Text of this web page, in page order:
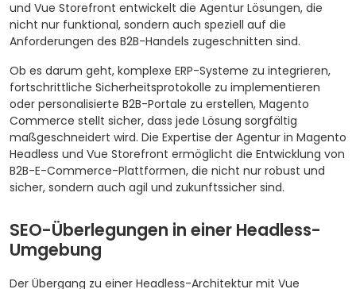
und Vue Storefront entwickelt die Agentur Lösungen, die
nicht nur funktional, sondern auch speziell auf die
Anforderungen des B2B-Handels zugeschnitten sind.
Ob es darum geht, komplexe ERP-Systeme zu integrieren,
fortschrittliche Sicherheitsprotokolle zu implementieren
oder personalisierte B2B-Portale zu erstellen, Magento
Commerce stellt sicher, dass jede Lösung sorgfältig
maßgeschneidert wird. Die Expertise der Agentur in Magento
Headless und Vue Storefront ermöglicht die Entwicklung von
B2B-E-Commerce-Plattformen, die nicht nur robust und
sicher, sondern auch agil und zukunftssicher sind.
SEO-Überlegungen in einer Headless-
Umgebung
Der Übergang zu einer Headless-Architektur mit Vue